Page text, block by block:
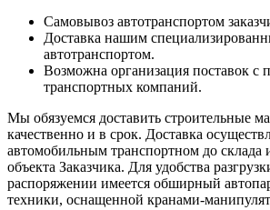
Самовывоз автотранспортом
Доставка нашим
автотранспортом.
Возможна организация поставок с
транспортных компаний.
Мы обязуемся доставить строительные
качественно и в срок. Доставка
автомобильным транспортном до склада
объекта Заказчика. Для удобства
распоряжении имеется обширный
техники, оснащенной кранами-